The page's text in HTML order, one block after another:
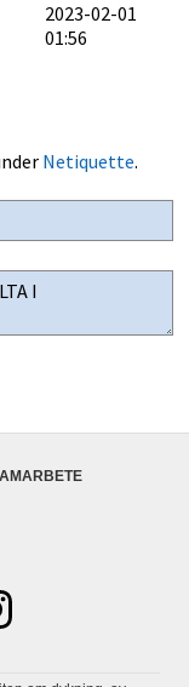
2023-02-01
01:56
Netiquette.